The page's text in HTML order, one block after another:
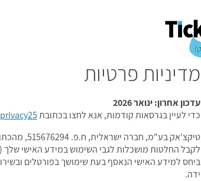
מדיניות פרטיות
עדכון אחרון: ינואר 2026
כדי לעיין בגרסאות קודמות, אנא לחצו בכתובת
טיקצ'אק בע"מ, חברה ישראלית, ח.פ. 515676294, מהכתובת בית הדפוס 11, ירושלים (להלן:
לקבל החלטות מושכלות לגבי השימוש במידע האישי שלך
ביחס למידע האישי הנאסף בעת שימושך בפורטלים
ידה.